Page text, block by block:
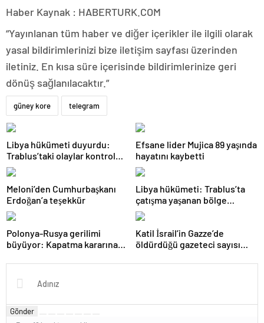
Haber Kaynak : HABERTURK.COM
“Yayınlanan tüm haber ve diğer içerikler ile ilgili olarak
yasal bildirimlerinizi bize iletişim sayfası üzerinden
iletiniz. En kısa süre içerisinde bildirimlerinize geri
dönüş sağlanılacaktır.”
güney kore telegram
Libya hükümeti duyurdu:
Trablus’taki olaylar kontrol
altında
Efsane lider Mujica 89 yaşında
hayatını kaybetti
Meloni’den Cumhurbaşkanı
Erdoğan’a teşekkür
Libya hükümeti: Trablus’ta
çatışma yaşanan bölge
kontrol altında
Polonya-Rusya gerilimi
büyüyor: Kapatma kararına
Katil İsrail’in Gazze’de
öldürdüğü gazeteci sayısı
Gönder